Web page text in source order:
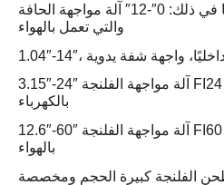
بما في ذلك: 0″-12″ آلة مواجهة الحافة FE12 المثبتة خارجيًا
والتي تعمل بالهواء
3.15″-24″ آلة مواجهة الفلنجة FI24 مثبتة داخليًا، تعمل بالهواء أو
بالكهرباء
12.6″-60″ آلة مواجهة الفلنجة FI60 المثبتة داخليًا والتي تعمل
بالهواء